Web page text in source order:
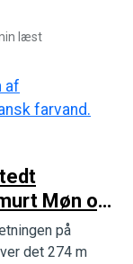
læst
Møn og
på
det 274 m